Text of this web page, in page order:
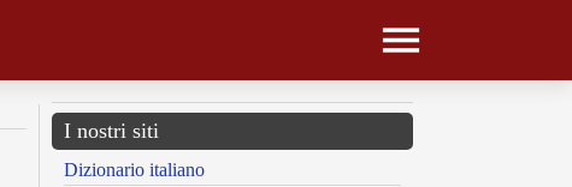
I nostri siti
Dizionario italiano